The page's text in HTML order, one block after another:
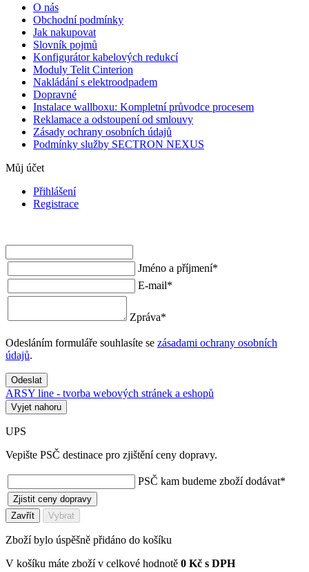
O nás
Obchodní podmínky
Jak nakupovat
Slovník pojmů
Konfigurátor kabelových redukcí
Moduly Telit Cinterion
Nakládání s elektroodpadem
Dopravné
Instalace wallboxu: Kompletní průvodce procesem
Reklamace a odstoupení od smlouvy
Zásady ochrany osobních údajů
Podmínky služby SECTRON NEXUS
Můj účet
Přihlášení
Registrace
Jméno a příjmení*
E-mail*
Zpráva*
Odesláním formuláře souhlasíte se zásadami ochrany osobních
údajů.
Odeslat
ARSY line - tvorba webových stránek a eshopů
Vyjet nahoru
UPS
Vepište PSČ destinace pro zjištění ceny dopravy.
PSČ kam budeme zboží dodávat*
Zjistit ceny dopravy
Zavřít
Vybrat
Zboží bylo úspěšně přidáno do košíku
V košíku máte zboží v celkové hodnotě 0 Kč s DPH